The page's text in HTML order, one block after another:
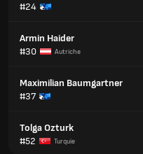
#24
Armin Haider
#30
Autriche
Maximilian Baumgartner
#37
Tolga Ozturk
#52
Turquie